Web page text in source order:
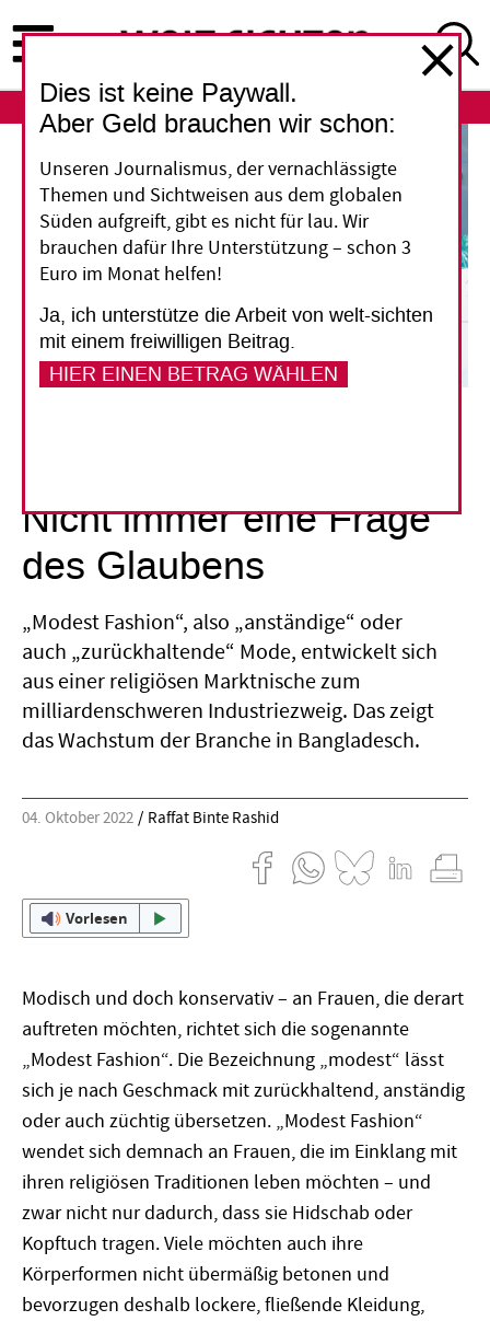
zum
Inhalt
ABO
Nicht immer eine Frage
des Glaubens
„Modest Fashion“, also „anständige“ oder
auch „zurückhaltende“ Mode, entwickelt sich
aus einer religiösen Marktnische zum
milliardenschweren Industriezweig. Das zeigt
das Wachstum der Branche in Bangladesch.
04. Oktober 2022 Raffat Binte Rashid
Vorlesen
Modisch und doch konservativ – an Frauen, die derart
auftreten möchten, richtet sich die sogenannte
„Modest Fashion“. Die Bezeichnung „modest“ lässt
sich je nach Geschmack mit zurückhaltend, anständig
oder auch züchtig übersetzen. „Modest Fashion“
wendet sich demnach an Frauen, die im Einklang mit
ihren religiösen Traditionen leben möchten – und
zwar nicht nur dadurch, dass sie Hidschab oder
Kopftuch tragen. Viele möchten auch ihre
Körperformen nicht übermäßig betonen und
bevorzugen deshalb lockere, fließende Kleidung,
Dies ist keine Paywall.
Aber Geld brauchen wir schon:
Unseren Journalismus, der vernachlässigte
Themen und Sichtweisen aus dem globalen
Süden aufgreift, gibt es nicht für lau. Wir
brauchen dafür Ihre Unterstützung – schon 3
Euro im Monat helfen!
Ja, ich unterstütze die Arbeit von welt-sichten
mit einem freiwilligen Beitrag.
HIER EINEN BETRAG WÄHLEN